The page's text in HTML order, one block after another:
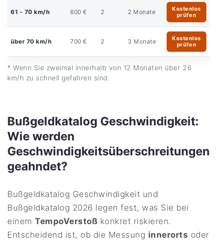
61 - 70 km/h 600 € 2 2 Monate
Kostenlos
prüfen
über 70 km/h 700 € 2 3 Monate
Kostenlos
prüfen
* Wenn Sie zweimal innerhalb von 12 Monaten über 26
km/h zu schnell gefahren sind.
Bußgeldkatalog Geschwindigkeit:
Wie werden
Geschwindigkeitsüberschreitungen
geahndet?
Bußgeldkatalog Geschwindigkeit und
Bußgeldkatalog 2026 legen fest, was Sie bei
einemTempoVerstoß konkret riskieren.
Entscheidend ist, ob die Messung innerorts oder